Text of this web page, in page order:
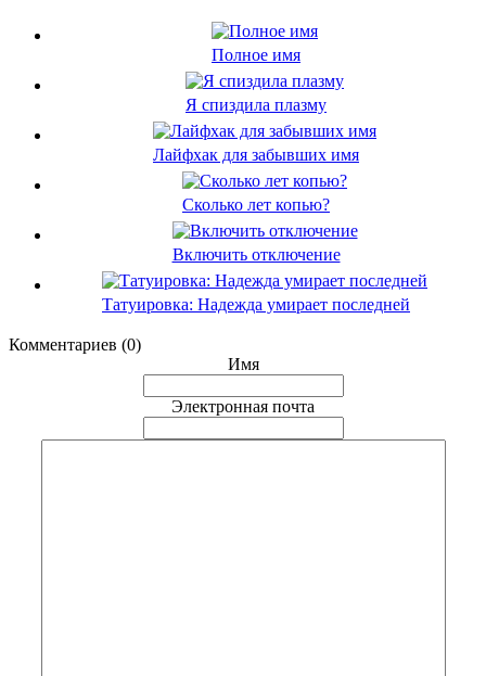
Полное имя
Я спиздила плазму
Лайфхак для забывших имя
Сколько лет копью?
Включить отключение
Татуировка: Надежда умирает последней
Комментариев (0)
Имя
Электронная почта